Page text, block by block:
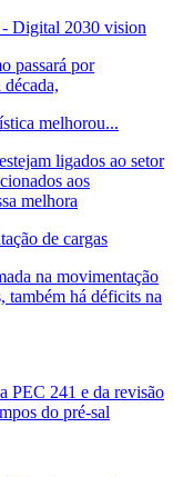
Digital 2030 vision
passará por
melhorou...
ligados ao setor
aos
melhora
de cargas
na movimentação
também há déficits na
PEC 241 e da revisão
do pré-sal